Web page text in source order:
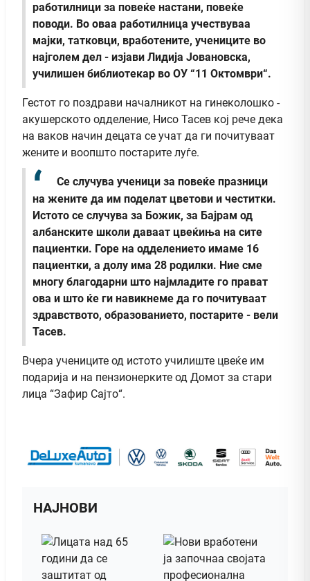
работилници за повеќе настани, повеќе
поводи. Во оваа работилница учествуваа
мајки, татковци, вработените, учениците во
најголем дел - изјави Лидија Јовановска,
училишен библиотекар во ОУ “11 Октомври“.
Гестот го поздрави началникот на гинеколошко -
акушерското одделение, Нисо Тасев кој рече дека
на ваков начин децата се учат да ги почитуваат
жените и воопшто постарите луѓе.
Се случува ученици за повеќе празници
на жените да им поделат цветови и честитки.
Истото се случува за Божик, за Бајрам од
албанските школи даваат цвеќиња на сите
пациентки. Горе на одделението имаме 16
пациентки, а долу има 28 родилки. Ние сме
многу благодарни што најмладите го прават
ова и што ќе ги навикнеме да го почитуваат
здравството, образованието, постарите - вели
Тасев.
Вчера учениците од истото училиште цвеќе им
подарија и на пензионерките од Домот за стари
лица “Зафир Сајто“.
НАЈНОВИ